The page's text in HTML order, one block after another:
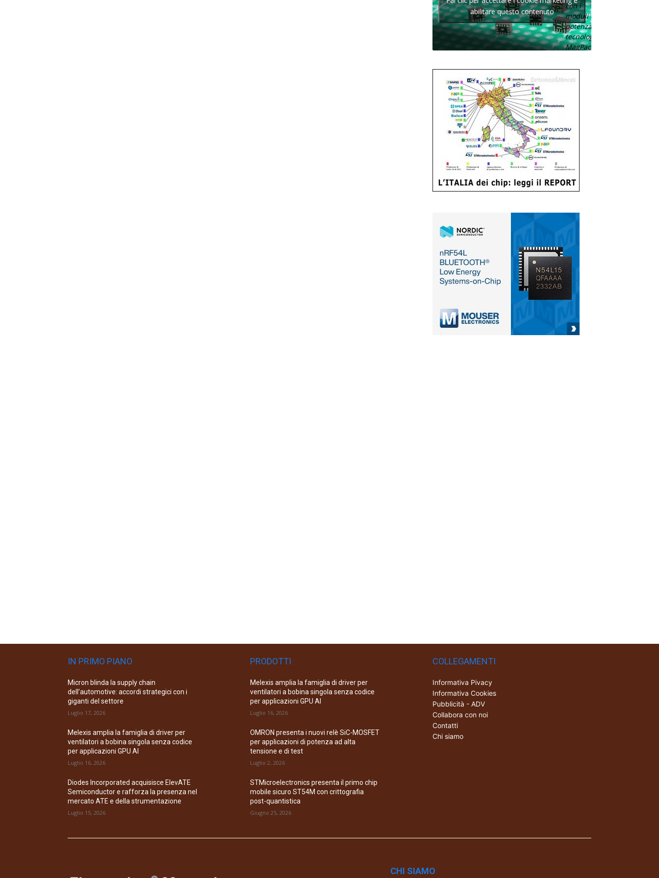
con i
moduli di
potenza con
tecnologia
MagPack.
abilitare questo contenuto
IN PRIMO PIANO
Micron blinda la supply chain
dell’automotive: accordi strategici con i
giganti del settore
Luglio 17, 2026
Melexis amplia la famiglia di driver per
ventilatori a bobina singola senza codice
per applicazioni GPU AI
Luglio 16, 2026
Diodes Incorporated acquisisce ElevATE
Semiconductor e rafforza la presenza nel
mercato ATE e della strumentazione
Luglio 15, 2026
PRODOTTI
Melexis amplia la famiglia di driver per
ventilatori a bobina singola senza codice
per applicazioni GPU AI
Luglio 16, 2026
OMRON presenta i nuovi relè SiC-MOSFET
per applicazioni di potenza ad alta
tensione e di test
Luglio 2, 2026
STMicroelectronics presenta il primo chip
mobile sicuro ST54M con crittografia
post-quantistica
Giugno 25, 2026
COLLEGAMENTI
Informativa Pivacy
Informativa Cookies
Pubblicità - ADV
Collabora con noi
Contatti
Chi siamo
CHI SIAMO